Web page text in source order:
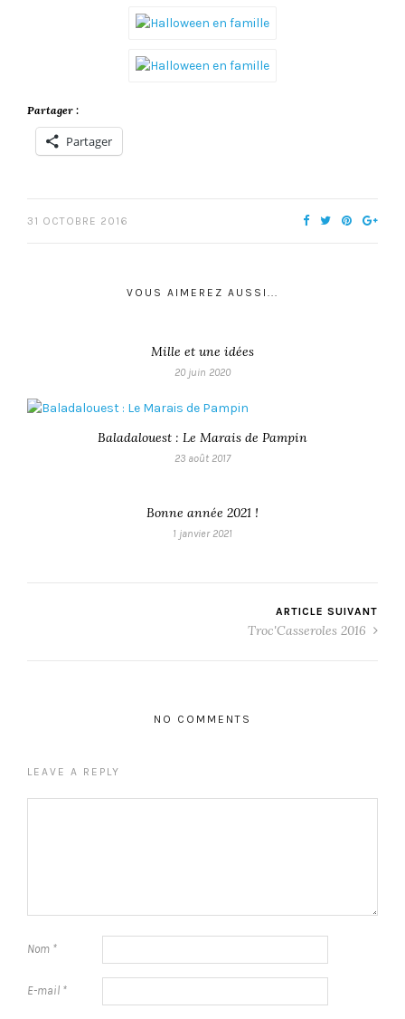
Partager :
Partager
31 OCTOBRE 2016
VOUS AIMEREZ AUSSI...
Mille et une idées
20 juin 2020
Baladalouest : Le Marais de Pampin
23 août 2017
Bonne année 2021 !
1 janvier 2021
ARTICLE SUIVANT
Troc'Casseroles 2016
NO COMMENTS
LEAVE A REPLY
Nom *
E-mail *